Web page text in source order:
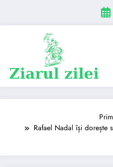
conținut
Rafael Nadal își dorește